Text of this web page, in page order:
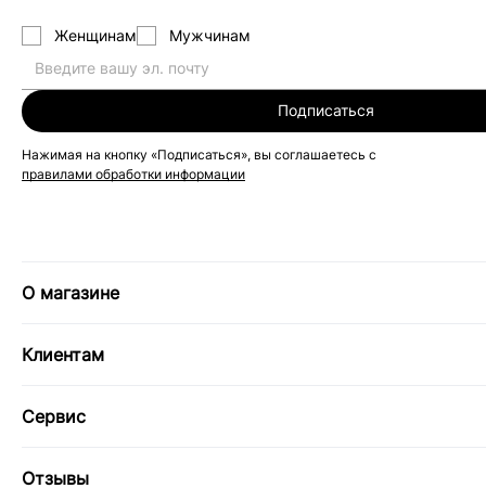
Женщинам Мужчинам
Подписаться
Нажимая на кнопку «Подписаться», вы соглашаетесь с
правилами обработки информации
О магазине
Клиентам
Сервис
Отзывы